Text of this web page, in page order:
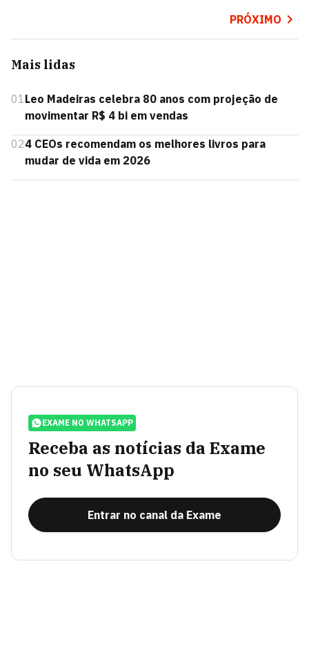
PRÓXIMO
Mais lidas
01Leo Madeiras celebra 80 anos com projeção de
movimentar R$ 4 bi em vendas
024 CEOs recomendam os melhores livros para
mudar de vida em 2026
EXAME NO WHATSAPP
Receba as notícias da Exame
no seu WhatsApp
Entrar no canal da Exame